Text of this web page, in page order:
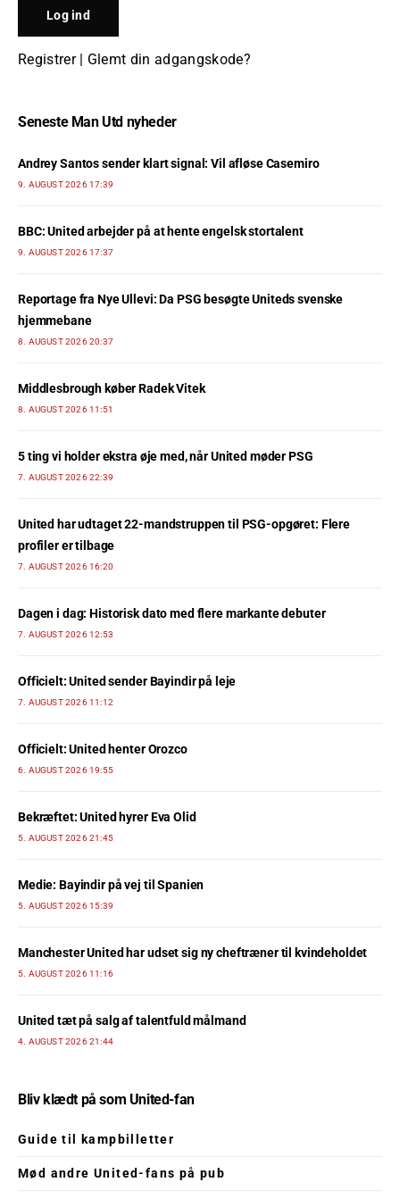
Registrer| Glemt din adgangskode?
Seneste Man Utd nyheder
Andrey Santos sender klart signal: Vil afløse Casemiro
9. AUGUST 2026 17:39
BBC: United arbejder på at hente engelsk stortalent
9. AUGUST 2026 17:37
Reportage fra Nye Ullevi: Da PSG besøgte Uniteds svenske
hjemmebane
8. AUGUST 2026 20:37
Middlesbrough køber Radek Vitek
8. AUGUST 2026 11:51
5 ting vi holder ekstra øje med, når United møder PSG
7. AUGUST 2026 22:39
United har udtaget 22-mandstruppen til PSG-opgøret: Flere
profiler er tilbage
7. AUGUST 2026 16:20
Dagen i dag: Historisk dato med flere markante debuter
7. AUGUST 2026 12:53
Officielt: United sender Bayindir på leje
7. AUGUST 2026 11:12
Officielt: United henter Orozco
6. AUGUST 2026 19:55
Bekræftet: United hyrer Eva Olid
5. AUGUST 2026 21:45
Medie: Bayindir på vej til Spanien
5. AUGUST 2026 15:39
Manchester United har udset sig ny cheftræner til kvindeholdet
5. AUGUST 2026 11:16
United tæt på salg af talentfuld målmand
4. AUGUST 2026 21:44
Bliv klædt på som United-fan
Guide til kampbilletter
Mød andre United-fans på pub